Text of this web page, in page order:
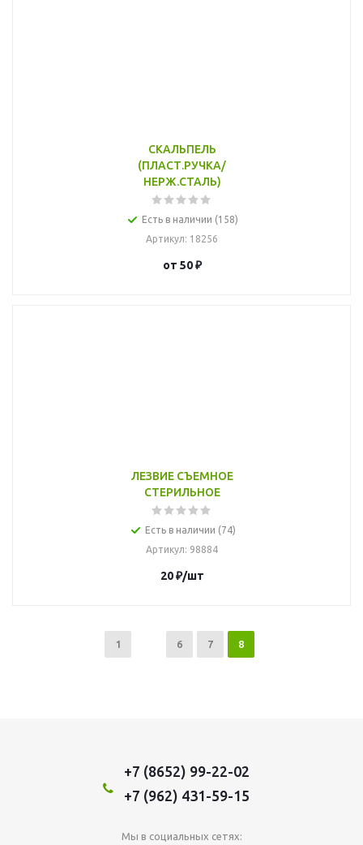
СКАЛЬПЕЛЬ
(ПЛАСТ.РУЧКА/
НЕРЖ.СТАЛЬ)
Есть в наличии (158)
Артикул: 18256
от 50 ₽
ЛЕЗВИЕ СЪЕМНОЕ
СТЕРИЛЬНОЕ
Есть в наличии (74)
Артикул: 98884
20₽/шт
1 6 7 8
+7 (8652) 99-22-02
+7 (962) 431-59-15
Мы в социальных сетях: